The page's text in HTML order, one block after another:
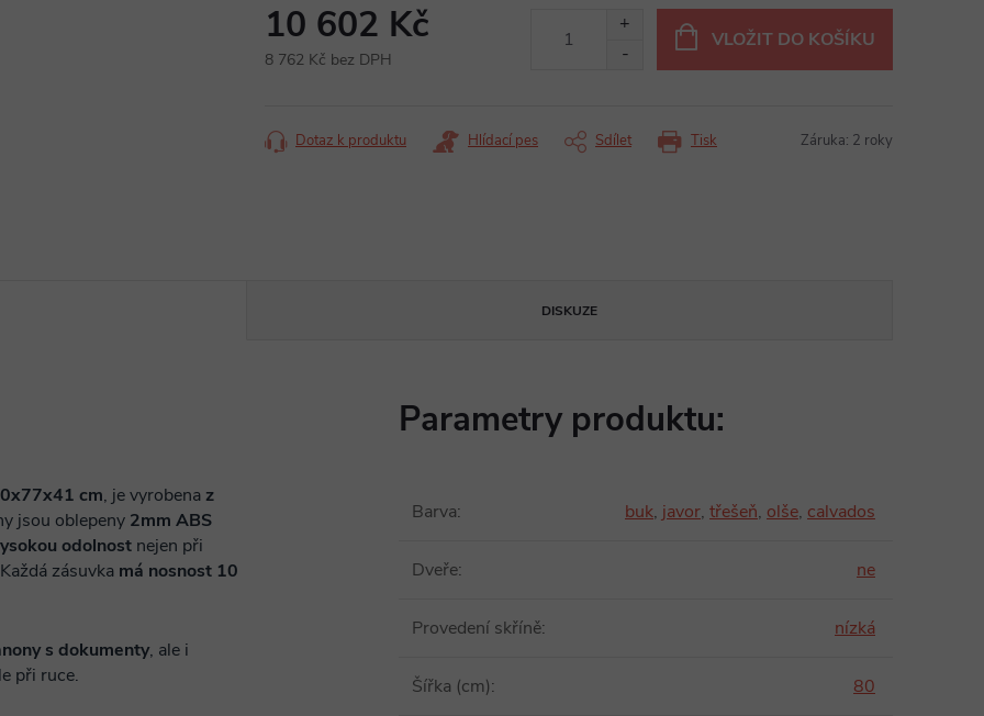
10 602 Kč
8 762 Kč bez DPH
VLOŽIT DO KOŠÍKU
Tisk
Dotaz k produktu Hlídací pes Sdílet Záruka: 2 roky
DISKUZE
cm, je vyrobena z
jsou oblepeny 2mm ABS
odolnost nejen při
zásuvka má nosnost 10
s dokumenty, ale i
při ruce.
Parametry produktu:
Barva: buk, javor, třešeň, olše, calvados
Dveře: ne
Provedení skříně: nízká
Šířka (cm): 80